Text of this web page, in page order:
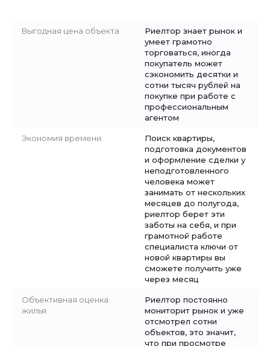
Выгодная цена объекта
Риелтор знает рынок и
умеет грамотно
торговаться, иногда
покупатель может
сэкономить десятки и
сотни тысяч рублей на
покупке при работе с
профессиональным
агентом
Экономия времени
Поиск квартиры,
подготовка документов
и оформление сделки у
неподготовленного
человека может
занимать от нескольких
месяцев до полугода,
риелтор берет эти
заботы на себя, и при
грамотной работе
специалиста ключи от
новой квартиры вы
сможете получить уже
через месяц
Объективная оценка
жилья
Риелтор постоянно
мониторит рынок и уже
отсмотрел сотни
объектов, это значит,
что при просмотре